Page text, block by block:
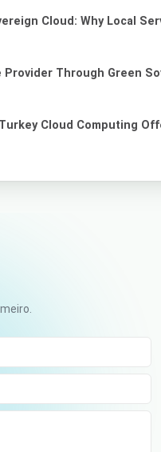
Cloud: Why Local
Provider Through Green
Cloud Computing